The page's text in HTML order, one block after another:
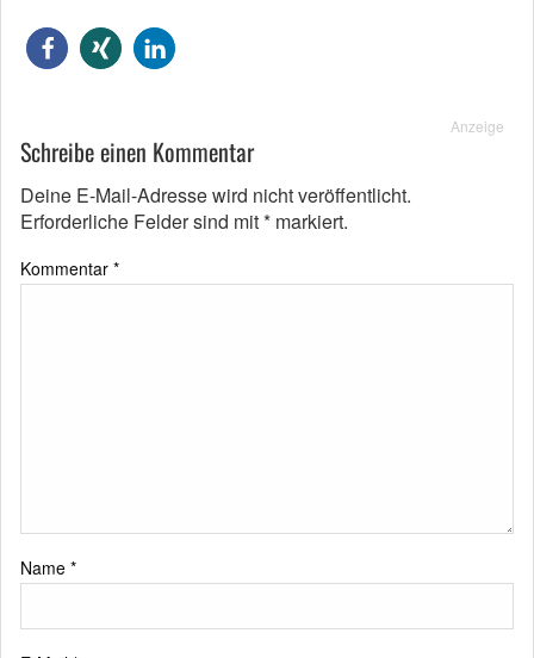
Anzeige
Schreibe einen Kommentar
Deine E-Mail-Adresse wird nicht veröffentlicht.
Erforderliche Felder sind mit* markiert.
Kommentar *
Name *